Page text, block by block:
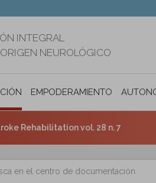
INTEGRAL
NEUROLÓGICO
EMPODERAMIENTO
Rehabilitation vol. 28 n. 7